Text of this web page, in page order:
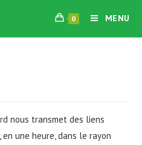
0 MENU
nous transmet des liens
une heure, dans le rayon